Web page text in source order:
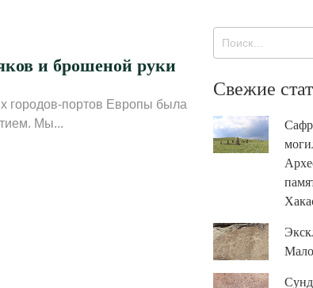
и брошеной руки
городов-портов Европы была
Мы...
Свежие